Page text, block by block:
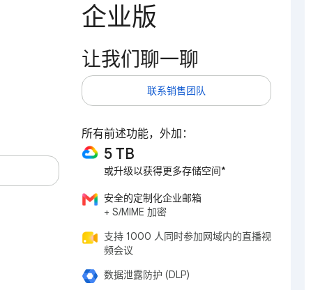
企业版
让我们聊一聊
联系销售团队
所有前述功能，外加：
5 TB
或升级以获得更多存储空间*
安全的定制化企业邮箱
+ S/MIME 加密
支持 1000 人同时参加网域内的直播视
频会议
数据泄露防护 (DLP)